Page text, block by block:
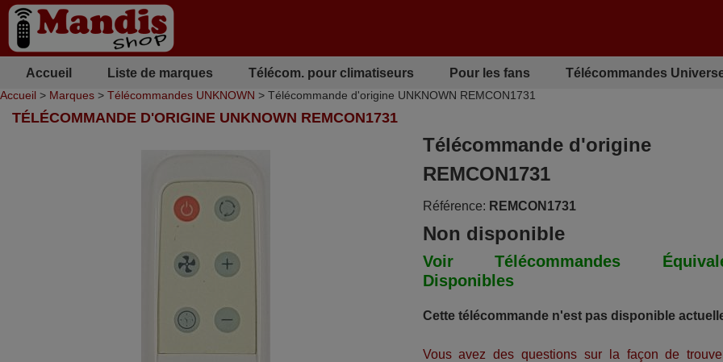
Accueil Liste de marques Télécom. pour climatiseurs Pour les fans Télécommandes
Accueil > Marques > Télécommandes UNKNOWN > Télécommande d'origine UNKNOWN REMCON1731
TÉLÉCOMMANDE D'ORIGINE UNKNOWN REMCON1731
Télécommande d'origine
REMCON1731
Référence: REMCON1731
Non disponible
Voir Télécommandes
Disponibles
Cette télécommande n'est pas disponible
Vous avez des questions sur la façon de